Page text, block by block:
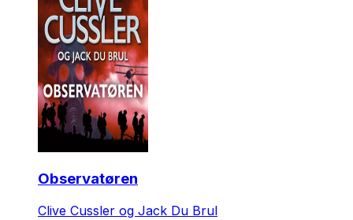
Observatøren
Clive Cussler og Jack Du Brul